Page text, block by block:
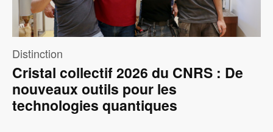
Distinction
Cristal collectif 2026 du CNRS : De
nouveaux outils pour les
technologies quantiques